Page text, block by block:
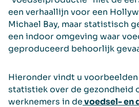
een verhaallijn voor een
Michael Bay, maar statistisch
een indoor omgeving waar
geproduceerd behoorlijk
Hieronder vindt u
statistiek over de gezondheid
werknemers in devoedsel- en